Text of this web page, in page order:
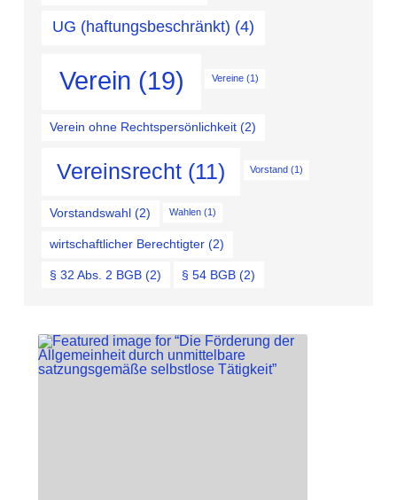
UG (haftungsbeschränkt) (4)
Verein (19) Vereine(1)
Verein ohne Rechtspersönlichkeit (2)
Vereinsrecht(11) Vorstand (1)
Vorstandswahl (2) Wahlen(1)
wirtschaftlicher Berechtigter (2)
§ 32 Abs. 2 BGB (2) § 54 BGB (2)